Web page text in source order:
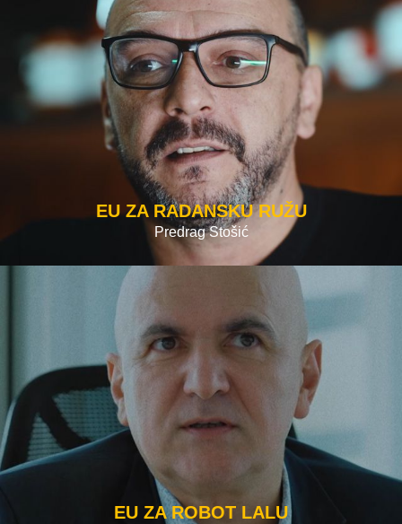
EU ZA RADANSKU RUŽU
Predrag Stošić
EU ZA ROBOT LALU